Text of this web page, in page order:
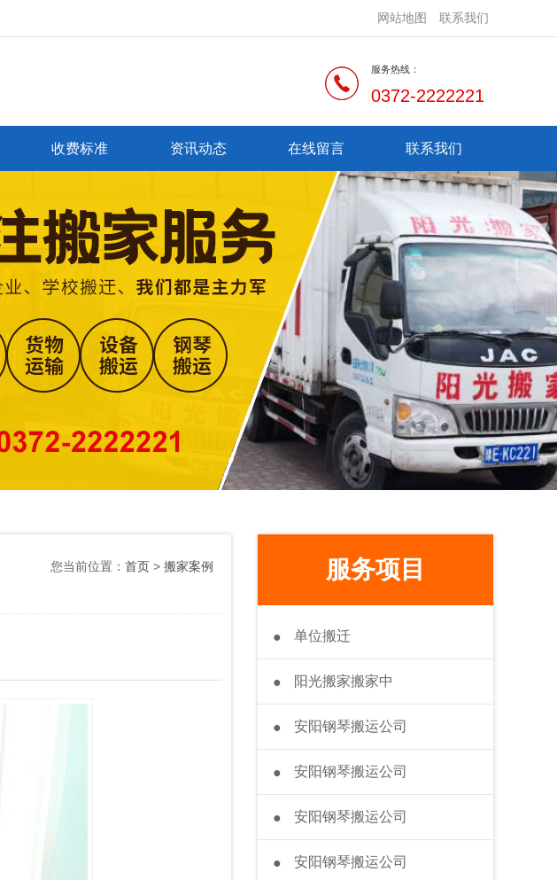
网站地图 联系我们
服务热线：
0372-2222221
收费标准 资讯动态 在线留言 联系我们
您当前位置： 首页> 搬家案例 服务项目
● 单位搬迁
● 阳光搬家搬家中
● 安阳钢琴搬运公司
● 安阳钢琴搬运公司
● 安阳钢琴搬运公司
● 安阳钢琴搬运公司